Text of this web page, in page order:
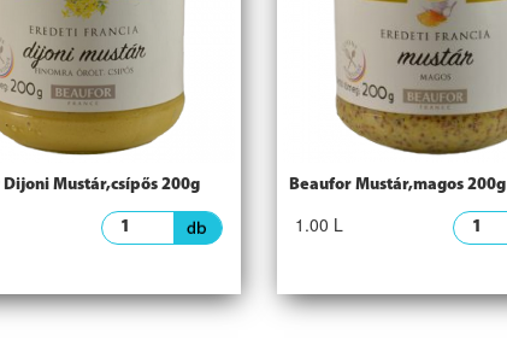
Mustár,csípős 200g Beaufor Mustár,magos 200g
1.00 L